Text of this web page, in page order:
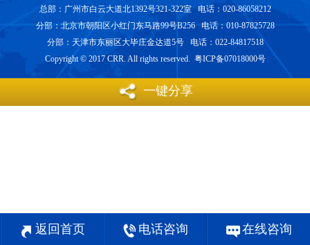
总部：广州市白云大道北1392号321-322室 电话：020-86058212
分部：北京市朝阳区小红门东马路99号B256 电话：010-87825728
分部：天津市东丽区大毕庄金达道5号 电话：022-84817518
Copyright © 2017 CRR. All rights reserved. 粤ICP备07018000号
一键分享
返回首页 电话咨询 在线咨询